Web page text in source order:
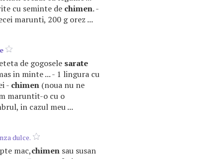
cu seminte de chimen. -
marunti, 200 g orez ...
de gogosele sarate
in minte ... - 1 lingura cu
- chimen (noua nu ne
maruntit-o cu o
in cazul meu ...
dulce.
mac,chimen sau susan